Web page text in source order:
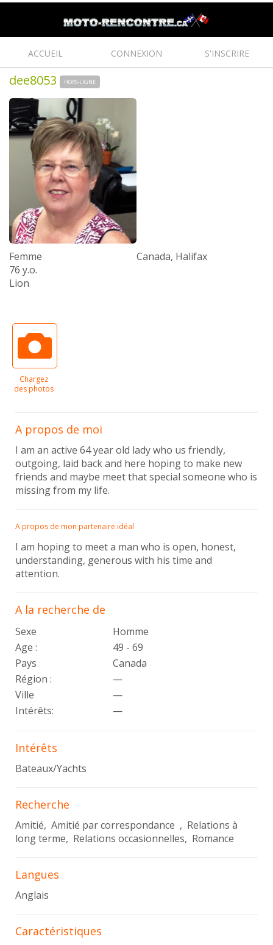
ACCUEIL CONNEXION S'INSCRIRE
dee8053 HORS-LIGNE
Femme
76 y.o.
Lion
Canada, Halifax
Chargez
des photos
A propos de moi
I am an active 64 year old lady who us friendly,
outgoing, laid back and here hoping to make new
friends and maybe meet that special someone who is
missing from my life.
A propos de mon partenaire idéal
I am hoping to meet a man who is open, honest,
understanding, generous with his time and
attention.
A la recherche de
Sexe
Homme
Age :
49 - 69
Pays
Canada
Région :
—
Ville
—
Intérêts: —
Intérêts
Bateaux/Yachts
Recherche
Amitié, Amitié par correspondance , Relations à
long terme, Relations occasionnelles, Romance
Langues
Anglais
Caractéristiques